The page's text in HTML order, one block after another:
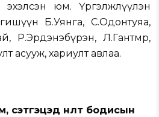
эхэлсэн юм. Үргэлжлүүлэн
Б.Уянга, С.Одонтуяа,
Р.Эрдэнэбүрэн, Л.Гантөмөр,
асууж, хариулт авлаа.
сэтгэцэд нөлөөт бодисын